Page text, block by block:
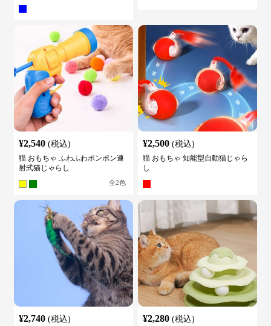
¥2,540 (税込)
猫 おもちゃ ふわふわポンポン連
射式猫じゃらし
全2色
¥2,500 (税込)
猫 おもちゃ 知能型自動猫じゃら
し
¥2,740 (税込) ¥2,280 (税込)